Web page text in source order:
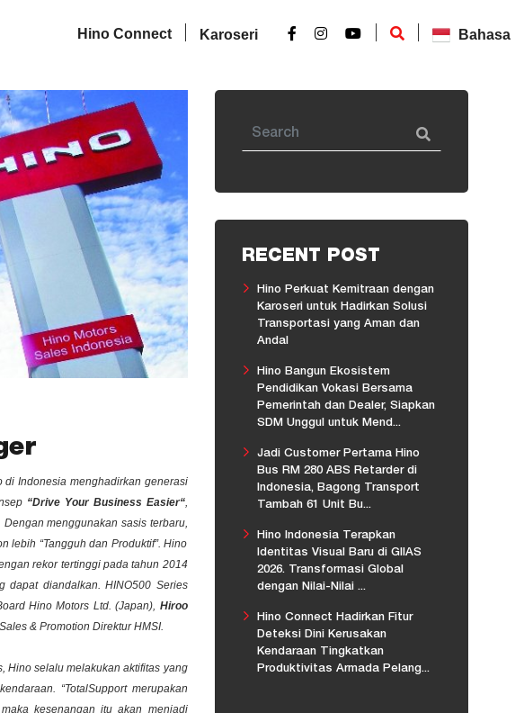
Hino Connect Karoseri Bahasa
Indonesia menghadirkan generasi
“Drive Your Business Easier“,
menggunakan sasis terbaru,
lebih “Tangguh dan Produktif”. Hino
rekor tertinggi pada tahun 2014
dapat diandalkan. HINO500 Series
Hino Motors Ltd. (Japan), Hiroo
& Promotion Direktur HMSI.
Hino selalu melakukan aktifitas yang
“TotalSupportmerupakan
kesenangan itu akan menjadi
RECENT POST
Hino Perkuat Kemitraan dengan
Karoseri untuk Hadirkan Solusi
Transportasi yang Aman dan
Andal
Hino Bangun Ekosistem
Pendidikan Vokasi Bersama
Pemerintah dan Dealer, Siapkan
SDM Unggul untuk Mend...
Jadi Customer Pertama Hino
Bus RM 280 ABS Retarder di
Indonesia, Bagong Transport
Tambah 61 Unit Bu...
Hino Indonesia Terapkan
Identitas Visual Baru di GIIAS
2026. Transformasi Global
dengan Nilai-Nilai ...
Hino Connect Hadirkan Fitur
Deteksi Dini Kerusakan
Kendaraan Tingkatkan
Produktivitas Armada Pelang...